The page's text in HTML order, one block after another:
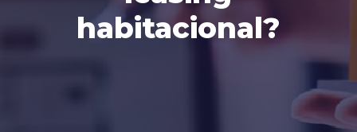
habitacional?